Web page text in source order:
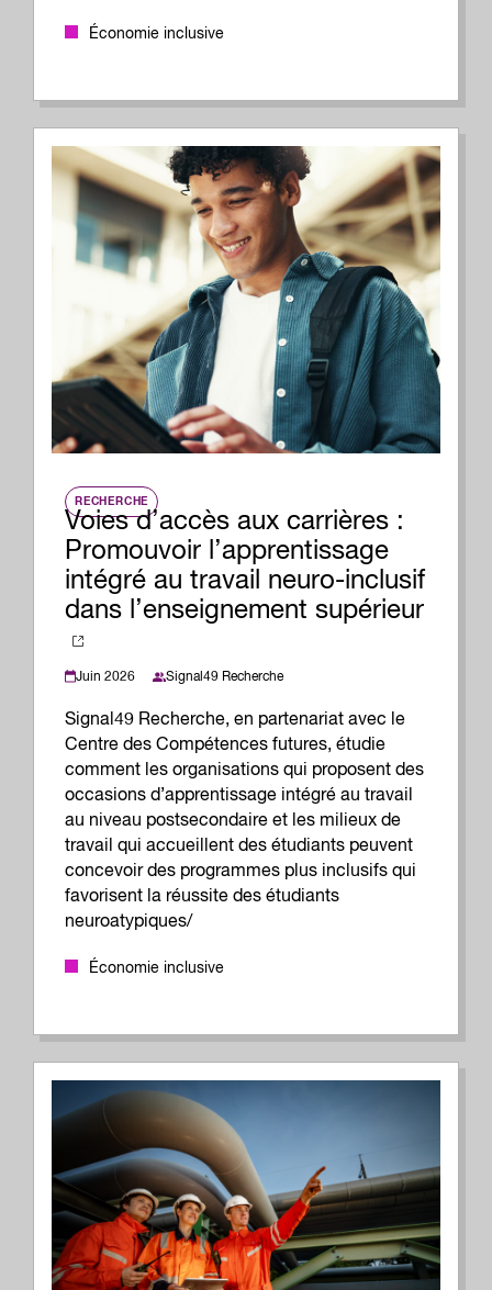
Économie inclusive
RECHERCHE
Voies d’accès aux carrières :
Promouvoir l’apprentissage
intégré au travail neuro-inclusif
dans l’enseignement supérieur
Juin 2026 Signal49 Recherche
Signal49 Recherche, en partenariat avec le
Centre des Compétences futures, étudie
comment les organisations qui proposent des
occasions d’apprentissage intégré au travail
au niveau postsecondaire et les milieux de
travail qui accueillent des étudiants peuvent
concevoir des programmes plus inclusifs qui
favorisent la réussite des étudiants
neuroatypiques/
Économie inclusive